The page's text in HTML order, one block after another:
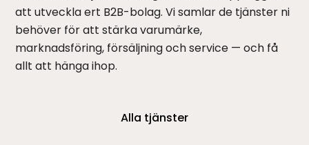
att utveckla ert B2B-bolag. Vi samlar de tjänster ni
behöver för att stärka varumärke,
marknadsföring, försäljning och service — och få
allt att hänga ihop.
Alla tjänster